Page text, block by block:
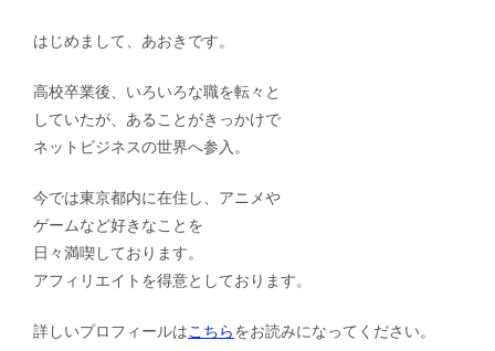
はじめまして、あおきです。
高校卒業後、いろいろな職を転々と
していたが、あることがきっかけで
ネットビジネスの世界へ参入。
今では東京都内に在住し、アニメや
ゲームなど好きなことを
日々満喫しております。
アフィリエイトを得意としております。
詳しいプロフィールはこちらをお読みになってください。